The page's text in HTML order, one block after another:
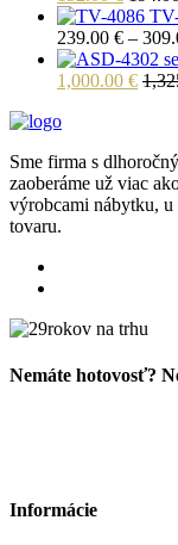
239.00 € –
1,000.00 €
Sme firma s
zaoberáme už viac
výrobcami nábytku, u
tovaru.
Nemáte hotovosť?
Informácie